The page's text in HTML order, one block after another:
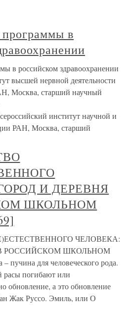
в
в российском здравоохранении
высшей нервной деятельности
Москва, старший научный
институт научной и
РАН, Москва, старший
И ДЕРЕВНЯ
ШКОЛЬНОМ
ЧЕЛОВЕКА:
РОССИЙСКОМ ШКОЛЬНОМ
для человеческого рода.
расы погибают или
обновление, а это обновление
Жак Руссо. Эмиль, или О